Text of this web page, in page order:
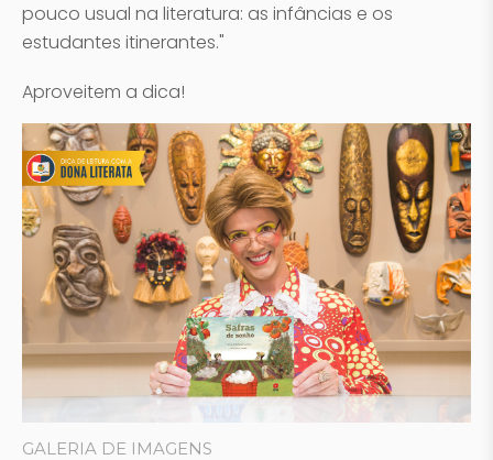
pouco usual na literatura: as infâncias e os
estudantes itinerantes."
Aproveitem a dica!
GALERIA DE IMAGENS